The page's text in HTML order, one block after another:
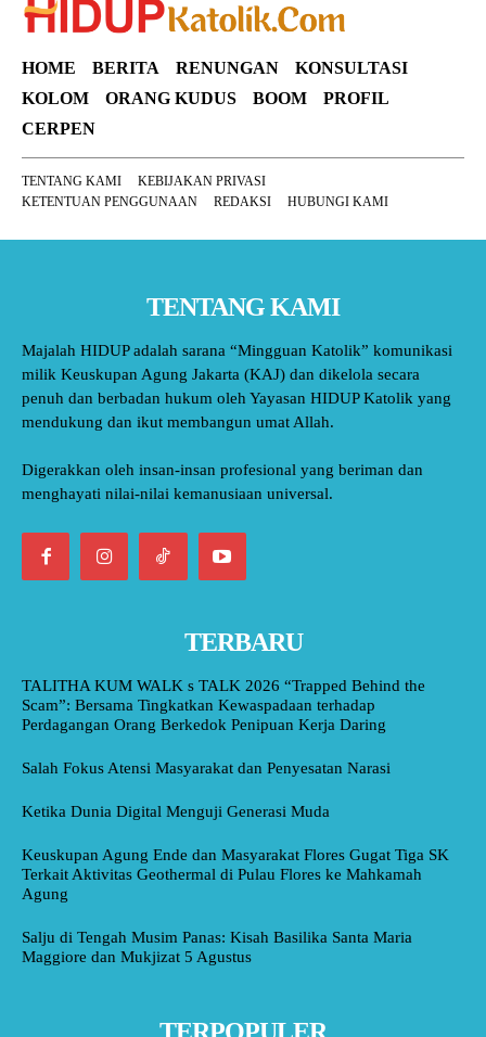
HOME BERITA RENUNGAN
KONSULTASI
KOLOM
ORANG KUDUS BOOM
PROFIL
CERPEN
TENTANG KAMI
KEBIJAKAN PRIVASI
KETENTUAN PENGGUNAAN
REDAKSI HUBUNGI KAMI
TENTANG KAMI
Majalah HIDUP adalah sarana “Mingguan Katolik” komunikasi
milik Keuskupan Agung Jakarta (KAJ) dan dikelola secara
penuh dan berbadan hukum oleh Yayasan HIDUP Katolik yang
mendukung dan ikut membangun umat Allah.
Digerakkan oleh insan-insan profesional yang beriman dan
menghayati nilai-nilai kemanusiaan universal.
TERBARU
TALITHA KUM WALK s TALK 2026 “Trapped Behind the
Scam”: Bersama Tingkatkan Kewaspadaan terhadap
Perdagangan Orang Berkedok Penipuan Kerja Daring
Salah Fokus Atensi Masyarakat dan Penyesatan Narasi
Ketika Dunia Digital Menguji Generasi Muda
Keuskupan Agung Ende dan Masyarakat Flores Gugat Tiga SK
Terkait Aktivitas Geothermal di Pulau Flores ke Mahkamah
Agung
Salju di Tengah Musim Panas: Kisah Basilika Santa Maria
Maggiore dan Mukjizat 5 Agustus